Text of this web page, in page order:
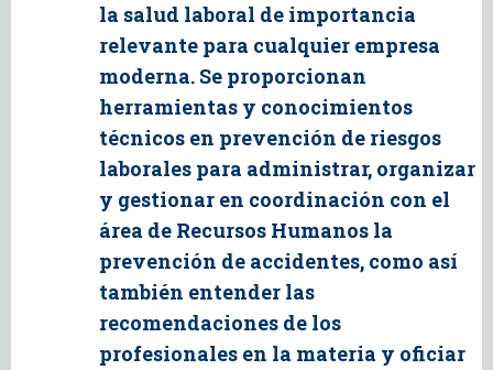
la salud laboral de importancia
relevante para cualquier empresa
moderna. Se proporcionan
herramientas y conocimientos
técnicos en prevención de riesgos
laborales para administrar, organizar
y gestionar en coordinación con el
área de Recursos Humanos la
prevención de accidentes, como así
también entender las
recomendaciones de los
profesionales en la materia y oficiar